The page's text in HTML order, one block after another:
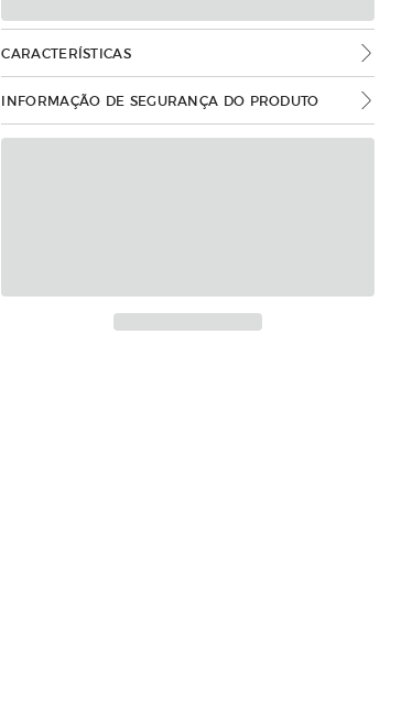
CARACTERÍSTICAS
INFORMAÇÃO DE SEGURANÇA DO PRODUTO